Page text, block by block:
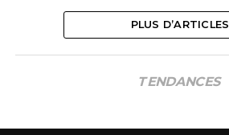
PLUS D’ARTICLES
TENDANCES